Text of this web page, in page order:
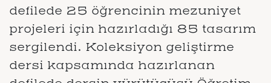
defilede 25 öğrencinin mezuniyet
projeleri için hazırladığı 85 tasarım
sergilendi. Koleksiyon geliştirme
dersi kapsamında hazırlanan